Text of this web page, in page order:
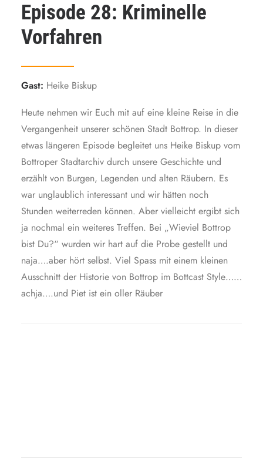
Episode 28: Kriminelle
Vorfahren
Gast: Heike Biskup
Heute nehmen wir Euch mit auf eine kleine Reise in die
Vergangenheit unserer schönen Stadt Bottrop. In dieser
etwas längeren Episode begleitet uns Heike Biskup vom
Bottroper Stadtarchiv durch unsere Geschichte und
erzählt von Burgen, Legenden und alten Räubern. Es
war unglaublich interessant und wir hätten noch
Stunden weiterreden können. Aber vielleicht ergibt sich
ja nochmal ein weiteres Treffen. Bei „Wieviel Bottrop
bist Du?“ wurden wir hart auf die Probe gestellt und
naja….aber hört selbst. Viel Spass mit einem kleinen
Ausschnitt der Historie von Bottrop im Bottcast Style……
achja….und Piet ist ein oller Räuber